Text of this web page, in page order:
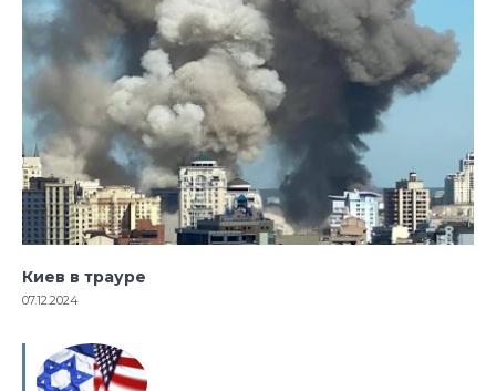
Киев в трауре
07.12.2024